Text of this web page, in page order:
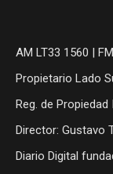
AM LT33 1560 |
Propietario Lado
Reg. de
Director: Gustavo
Diario Digital